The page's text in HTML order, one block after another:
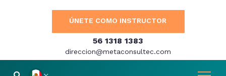
ÚNETE COMO INSTRUCTOR
56 1318 1383
direccion@metaconsultec.com